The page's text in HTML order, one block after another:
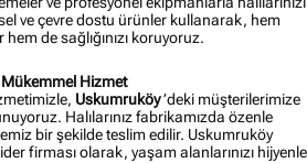
ve çevre dostu ürünler kullanarak, hem
hem de sağlığınızı koruyoruz.
Mükemmel Hizmet
Uskumruköy’deki müşterilerimize
Halılarınız fabrikamızda özenle
bir şekilde teslim edilir. Uskumruköy
firması olarak, yaşam alanlarınızı hijyenle